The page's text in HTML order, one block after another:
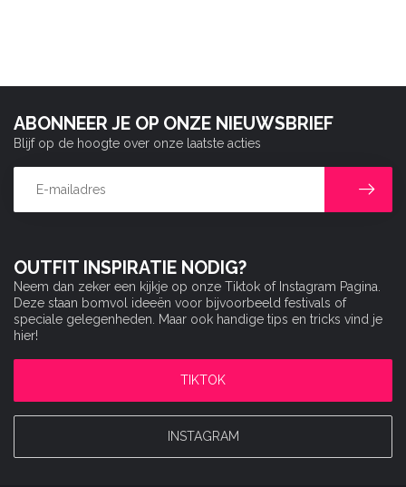
OUTFIT INSPIRATIE NODIG?
Neem dan zeker een kijkje op onze Tiktok of Instagram Pagina.
Deze staan bomvol ideeën voor bijvoorbeeld festivals of
speciale gelegenheden. Maar ook handige tips en tricks vind je
hier!
TIKTOK
INSTAGRAM
ABONNEER JE OP ONZE NIEUWSBRIEF
Blijf op de hoogte over onze laatste acties